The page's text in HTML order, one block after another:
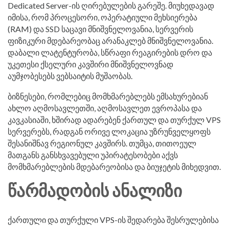
Dedicated Server-ის ღირებულების გარეშე. მიუხედავად
იმისა, რომ პროცესორი, ოპერატიული მეხსიერება
(RAM) და SSD საცავი მნიშვნელოვანია, სერვერის
ფიზიკური მდებარეობაც არანაკლებ მნიშვნელოვანია.
დაბალი ლატენტურობა, სწრაფი რეაგირების დრო და
უკეთესი ქსელური კავშირი მნიშვნელოვნად
აუმჯობესებს ვებსაიტის მუშაობას.
ბიზნესები, რომლებიც მომხმარებლებს ემსახურებიან
ახლო აღმოსავლეთში, აღმოსავლეთ ევროპასა და
კავკასიაში, ხშირად ადარებენ ქართულ და თურქულ VPS
სერვერებს, რადგან ორივე ლოკაცია უზრუნველყოფს
შესანიშნავ რეგიონულ კავშირს. თუმცა, თითოეულ
მათგანს განსხვავებული უპირატესობები აქვს
მომხმარებლების მდებარეობისა და ბიუჯეტის მიხედვით.
ᲬᲐᲠᲛᲐᲓᲝᲑᲘᲡ ᲐᲜᲐᲚᲘᲖᲘ
ქართული და თურქული VPS-ის შედარება შესრულებისა